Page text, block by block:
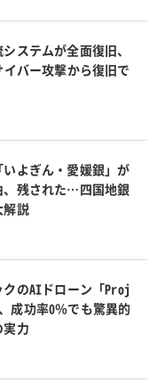
ステムが全面復旧、
イバー攻撃から復旧で
よぎん・愛媛銀」が
、残された…四国地銀
解説
クのAIドローン「Proj
功率0％でも驚異的
実力